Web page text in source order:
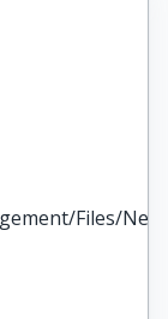
Files/